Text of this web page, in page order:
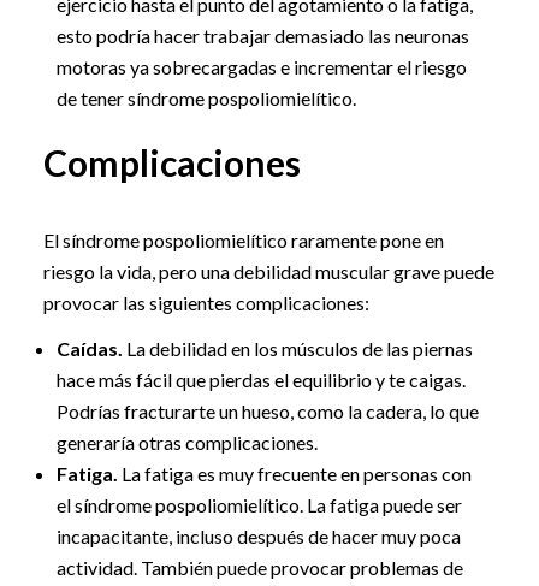
esto podría hacer trabajar demasiado las neuronas
motoras ya sobrecargadas e incrementar el riesgo
de tener síndrome pospoliomielítico.
Complicaciones
El síndrome pospoliomielítico raramente pone en
riesgo la vida, pero una debilidad muscular grave puede
provocar las siguientes complicaciones:
Caídas. La debilidad en los músculos de las piernas
hace más fácil que pierdas el equilibrio y te caigas.
Podrías fracturarte un hueso, como la cadera, lo que
generaría otras complicaciones.
Fatiga. La fatiga es muy frecuente en personas con
el síndrome pospoliomielítico. La fatiga puede ser
incapacitante, incluso después de hacer muy poca
actividad. También puede provocar problemas de